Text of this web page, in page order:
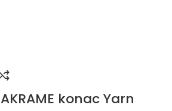
konac Yarn